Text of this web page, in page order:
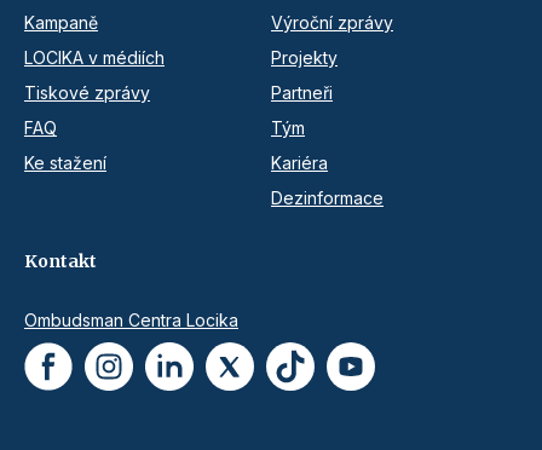
Kampaně
LOCIKA v médiích
Tiskové zprávy
FAQ
Ke stažení
Výroční zprávy
Projekty
Partneři
Tým
Kariéra
Dezinformace
Kontakt
Ombudsman Centra Locika